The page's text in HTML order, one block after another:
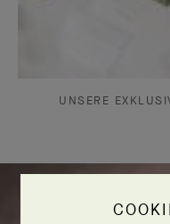
UNSERE